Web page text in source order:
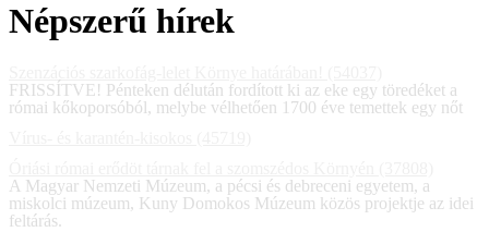
Népszerű hírek
FRISSÍTVE! Pénteken délután fordított ki az eke egy töredéket a
római kőkoporsóból, melybe vélhetően 1700 éve temettek egy nőt
A Magyar Nemzeti Múzeum, a pécsi és debreceni egyetem, a
miskolci múzeum, Kuny Domokos Múzeum közös projektje az idei
feltárás.